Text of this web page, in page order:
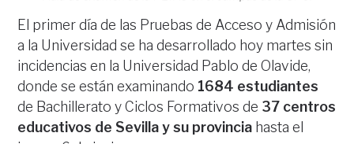
El primer día de las Pruebas de Acceso y Admisión
a la Universidad se ha desarrollado hoy martes sin
incidencias en la Universidad Pablo de Olavide,
donde se están examinando 1684 estudiantes
de Bachillerato y Ciclos Formativos de 37 centros
educativos de Sevilla y su provincia hasta el